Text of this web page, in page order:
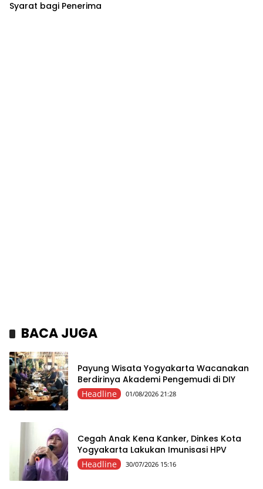
Syarat bagi Penerima
BACA JUGA
Payung Wisata Yogyakarta Wacanakan
Berdirinya Akademi Pengemudi di DIY
Headline 01/08/2026 21:28
Cegah Anak Kena Kanker, Dinkes Kota
Yogyakarta Lakukan Imunisasi HPV
Headline 30/07/2026 15:16